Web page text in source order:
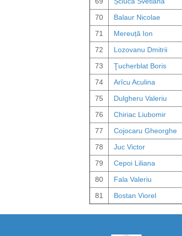
70
Balaur Nicolae
71
Mereuță Ion
72
Lozovanu Dmitrii
73
Ţucherblat Boris
74
Arîcu Aculina
75
Dulgheru Valeriu
76
Chiriac Liubomir
77
Cojocaru Gheorghe
78
Juc Victor
79
Cepoi Liliana
80
Fala Valeriu
81
Bostan Viorel